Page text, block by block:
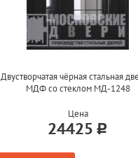
Двустворчатая чёрная стальная
МДФ со стеклом МД-1248
Цена
24425